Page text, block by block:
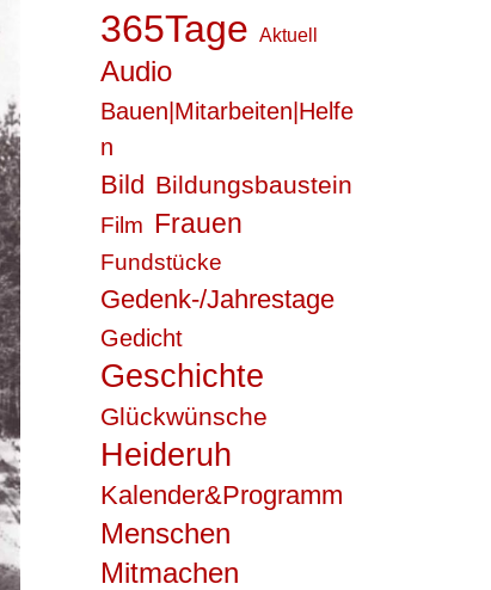
365Tage Aktuell
Audio
Bauen|Mitarbeiten|Helfe
n
Bild Bildungsbaustein
Film Frauen
Fundstücke
Gedenk-/Jahrestage
Gedicht
Geschichte
Glückwünsche
Heideruh
Kalender&Programm
Menschen
Mitmachen